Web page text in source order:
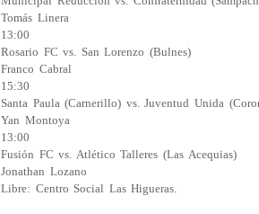
Tomás Linera
13:00
Rosario FC vs. San Lorenzo (Bulnes)
Franco Cabral
15:30
Santa Paula (Carnerillo) vs. Juventud Unida
Yan Montoya
13:00
Fusión FC vs. Atlético Talleres (Las Acequias)
Jonathan Lozano
Libre: Centro Social Las Higueras.